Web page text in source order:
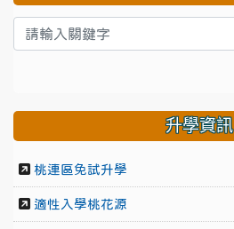
升學資訊
桃連區免試升學
適性入學桃花源